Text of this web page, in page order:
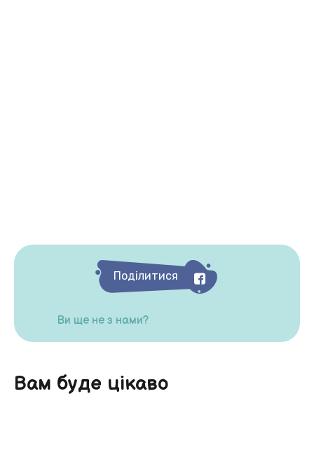
Поділитися
Ви ще не з нами?
Вам буде цікаво